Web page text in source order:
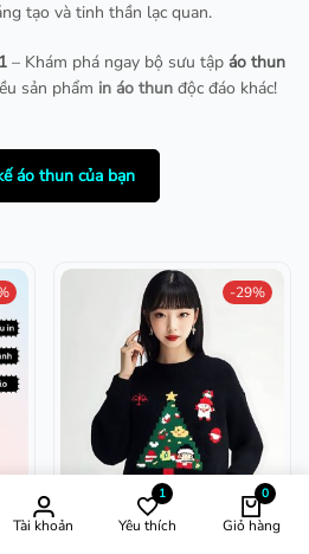
tạo và tinh thần lạc quan.
– Khám phá ngay bộ sưu tập áo thun
sản phẩm in áo thun độc đáo khác!
áo thun của bạn
-29%
Tài khoản
1
Yêu thích
0
Giỏ hàng